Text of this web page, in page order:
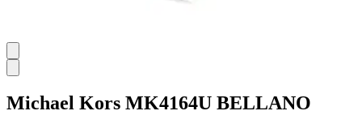
Michael Kors MK4164U BELLANO